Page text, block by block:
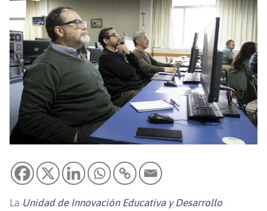
La Unidad de Innovación Educativa y Desarrollo